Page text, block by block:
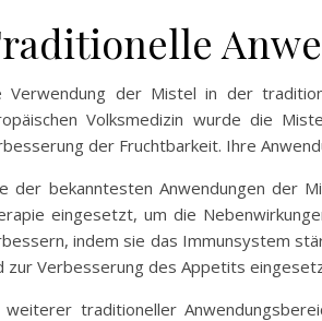
Verwendung der Mistel in der
Volksmedizin wurde die
der Fruchtbarkeit. Ihre
der bekanntesten Anwendungen der
eingesetzt, um die
indem sie das Immunsystem
zur Verbesserung des Appetits
weiterer traditioneller